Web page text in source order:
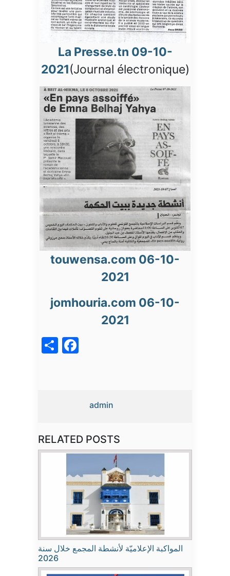
La Presse.tn 09-10-
2021(Journal électronique)
touwensa.com 06-10-
2021
jomhouria.com 06-10-
2021
admin
RELATED POSTS
المواكبة الإعلاميّة لأنشطة المجمع خلال سنة
2026